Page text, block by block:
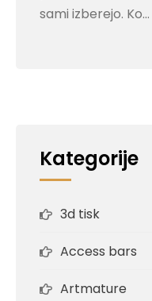
sami izberejo. Ko…
Kategorije
3d tisk
Access bars
Artmature